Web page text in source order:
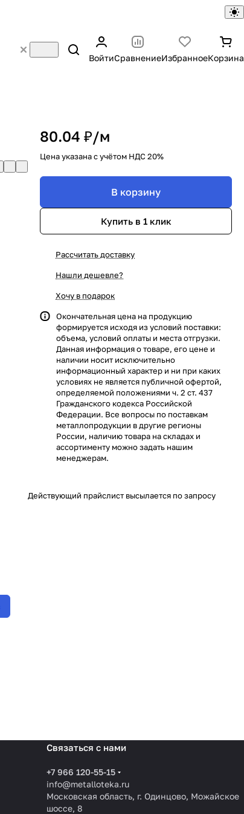
ВойтиСравнениеИзбранноеКорзина
80.04 ₽/м
Цена указана с учётом НДС 20%
В корзину
Купить в 1 клик
Рассчитать доставку
Нашли дешевле?
Хочу в подарок
Окончательная цена на продукцию
формируется исходя из условий поставки:
объема, условий оплаты и места отгрузки.
Данная информация о товаре, его цене и
наличии носит исключительно
информационный характер и ни при каких
условиях не является публичной офертой,
определяемой положениями ч. 2 ст. 437
Гражданского кодекса Российской
Федерации. Все вопросы по поставкам
металлопродукции в другие регионы
России, наличию товара на складах и
ассортименту можно задать нашим
менеджерам.
Действующий прайслист высылается по запросу
Связаться с нами
+7 966 120-55-15
info@metalloteka.ru
Московская область, г. Одинцово, Можайское
шоссе, 8